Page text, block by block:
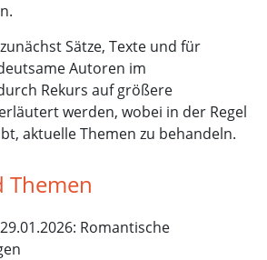
Sätze, Texte und für
Autoren im
Rekurs auf größere
werden, wobei in der Regel
aktuelle Themen zu behandeln.
Themen
Romantische